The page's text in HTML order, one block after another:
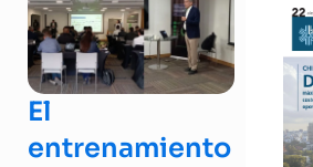
El
entrenamiento